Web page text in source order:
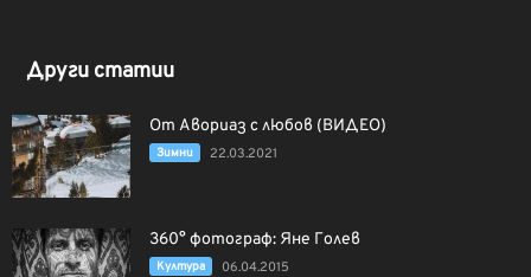
Други статии
От Авориаз с любов (ВИДЕО)
Зимни 22.03.2021
360° фотограф: Яне Голев
Култура 06.04.2015